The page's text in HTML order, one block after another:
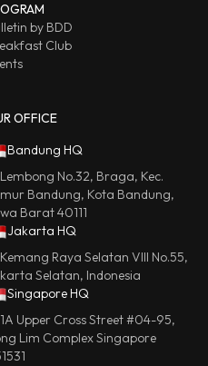
by BDD
Club
OFFICE
Bandung HQ
No.32, Braga, Kec.
Bandung, Kota Bandung,
Barat 40111
Jakarta HQ
Raya Selatan VIII No.55,
Selatan, Indonesia
Singapore HQ
Upper Cross Street #04-95,
Lim Complex Singapore